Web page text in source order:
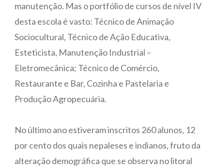
manutenção. Mas o portfólio de cursos de nível IV
desta escola é vasto: Técnico de Animação
Sociocultural, Técnico de Ação Educativa,
Esteticista, Manutenção Industrial –
Eletromecânica; Técnico de Comércio,
Restaurante e Bar, Cozinha e Pastelaria e
Produção Agropecuária.
No último ano estiveram inscritos 260 alunos, 12
por cento dos quais nepaleses e indianos, fruto da
alteração demográfica que se observa no litoral